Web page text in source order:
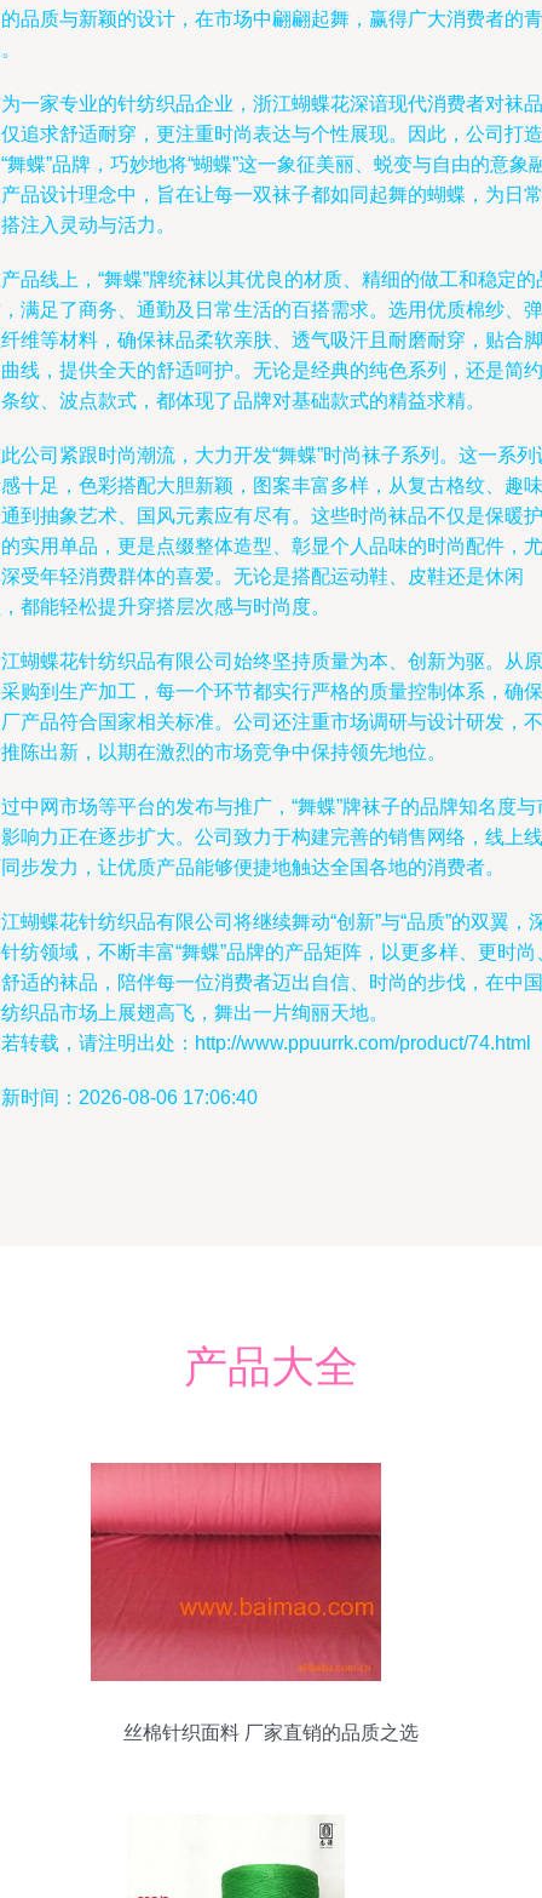
品质与新颖的设计，在市场中翩翩起舞，赢得广大消费者的青
一家专业的针纺织品企业，浙江蝴蝶花深谙现代消费者对袜品
追求舒适耐穿，更注重时尚表达与个性展现。因此，公司打造
舞蝶”品牌，巧妙地将“蝴蝶”这一象征美丽、蜕变与自由的意象
品设计理念中，旨在让每一双袜子都如同起舞的蝴蝶，为日常
注入灵动与活力。
品线上，“舞蝶”牌统袜以其优良的材质、精细的做工和稳定的
满足了商务、通勤及日常生活的百搭需求。选用优质棉纱、弹
维等材料，确保袜品柔软亲肤、透气吸汗且耐磨耐穿，贴合脚
线，提供全天的舒适呵护。无论是经典的纯色系列，还是简约
纹、波点款式，都体现了品牌对基础款式的精益求精。
公司紧跟时尚潮流，大力开发“舞蝶”时尚袜子系列。这一系列
十足，色彩搭配大胆新颖，图案丰富多样，从复古格纹、趣味
到抽象艺术、国风元素应有尽有。这些时尚袜品不仅是保暖护
实用单品，更是点缀整体造型、彰显个人品味的时尚配件，尤
受年轻消费群体的喜爱。无论是搭配运动鞋、皮鞋还是休闲
都能轻松提升穿搭层次感与时尚度。
蝴蝶花针纺织品有限公司始终坚持质量为本、创新为驱。从原
购到生产加工，每一个环节都实行严格的质量控制体系，确保
产品符合国家相关标准。公司还注重市场调研与设计研发，不
陈出新，以期在激烈的市场竞争中保持领先地位。
中网市场等平台的发布与推广，“舞蝶”牌袜子的品牌知名度与
响力正在逐步扩大。公司致力于构建完善的销售网络，线上线
步发力，让优质产品能够便捷地触达全国各地的消费者。
蝴蝶花针纺织品有限公司将继续舞动“创新”与“品质”的双翼，
纺领域，不断丰富“舞蝶”品牌的产品矩阵，以更多样、更时尚
适的袜品，陪伴每一位消费者迈出自信、时尚的步伐，在中国
织品市场上展翅高飞，舞出一片绚丽天地。
转载，请注明出处：http://www.ppuurrk.com/product/74.html
时间：2026-08-06 17:06:40
产品大全
丝棉针织面料 厂家直销的品质之选